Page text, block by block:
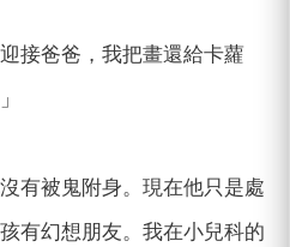
接爸爸，我把畫還給卡蘿
有被鬼附身。現在他只是處
有幻想朋友。我在小兒科的